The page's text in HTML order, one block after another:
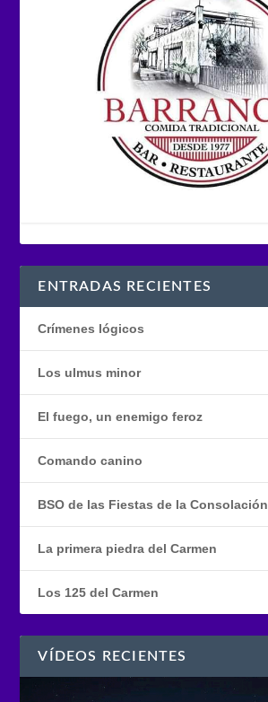
ENTRADAS RECIENTES
Crímenes lógicos
Los ulmus minor
El fuego, un enemigo feroz
Comando canino
BSO de las Fiestas de la Consolación
La primera piedra del Carmen
Los 125 del Carmen
VÍDEOS RECIENTES